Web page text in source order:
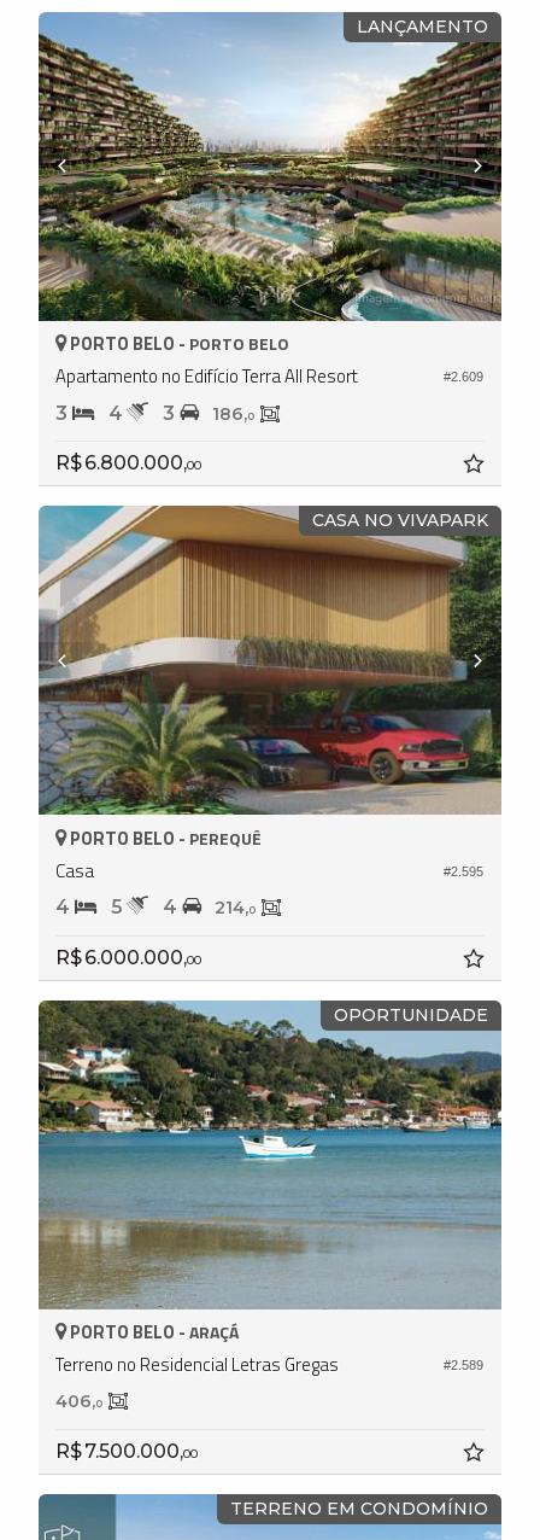
LANÇAMENTO
#2.609
PORTO BELO - PORTO BELO
Apartamento no Edifício Terra All Resort
3 4 3 186,0
R$ 6.800.000,00
CASA NO VIVAPARK
#2.595
PORTO BELO - PEREQUÊ
Casa
4 5 4 214,0
R$ 6.000.000,00
OPORTUNIDADE
#2.589
PORTO BELO -ARAÇÁ
Terreno no Residencial Letras Gregas
406,0
R$ 7.500.000,00
TERRENO EM CONDOMÍNIO